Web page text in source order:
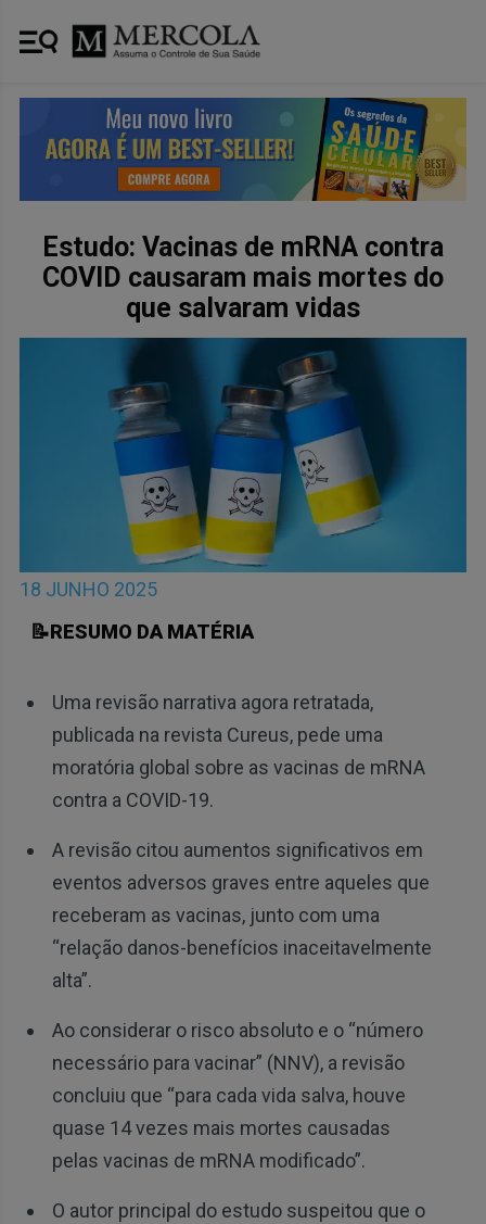
Estudo: Vacinas de mRNA contra
COVID causaram mais mortes do
que salvaram vidas
18 JUNHO 2025
📝RESUMO DA MATÉRIA
Uma revisão narrativa agora retratada,
publicada na revista Cureus, pede uma
moratória global sobre as vacinas de mRNA
contra a COVID-19.
A revisão citou aumentos significativos em
eventos adversos graves entre aqueles que
receberam as vacinas, junto com uma
“relação danos-benefícios inaceitavelmente
alta”.
Ao considerar o risco absoluto e o “número
necessário para vacinar” (NNV), a revisão
concluiu que “para cada vida salva, houve
quase 14 vezes mais mortes causadas
pelas vacinas de mRNA modificado”.
O autor principal do estudo suspeitou que o